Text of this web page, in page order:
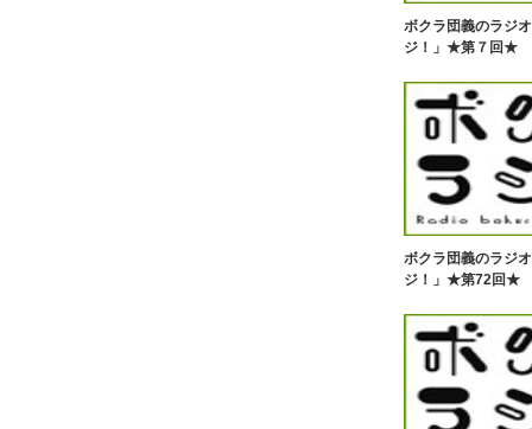
ボクラ団義のラジ
ジ！」★第７回★
ボクラ団義のラジ
ジ！」★第72回★